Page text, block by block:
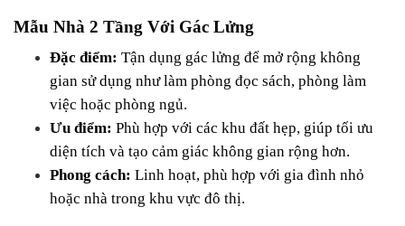
Mẫu Nhà 2 Tầng Với Gác Lửng
Đặc điểm: Tận dụng gác lửng để mở rộng không
gian sử dụng như làm phòng đọc sách, phòng làm
việc hoặc phòng ngủ.
Ưu điểm: Phù hợp với các khu đất hẹp, giúp tối ưu
diện tích và tạo cảm giác không gian rộng hơn.
Phong cách: Linh hoạt, phù hợp với gia đình nhỏ
hoặc nhà trong khu vực đô thị.